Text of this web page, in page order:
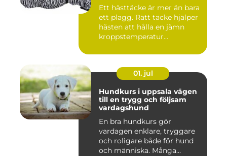
Ett hästtäcke är mer än bara
ett plagg. Rätt täcke hjälper
hästen att hålla en jämn
kroppstemperatur...
01. jul
Hundkurs i uppsala vägen
till en trygg och följsam
vardagshund
En bra hundkurs gör
vardagen enklare, tryggare
och roligare både för hund
och människa. Många